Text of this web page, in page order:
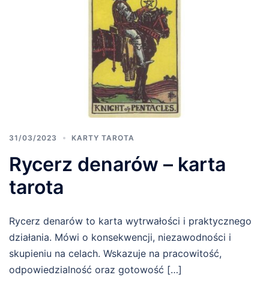
31/03/2023 KARTY TAROTA
Rycerz denarów – karta
tarota
Rycerz denarów to karta wytrwałości i praktycznego
działania. Mówi o konsekwencji, niezawodności i
skupieniu na celach. Wskazuje na pracowitość,
odpowiedzialność oraz gotowość […]